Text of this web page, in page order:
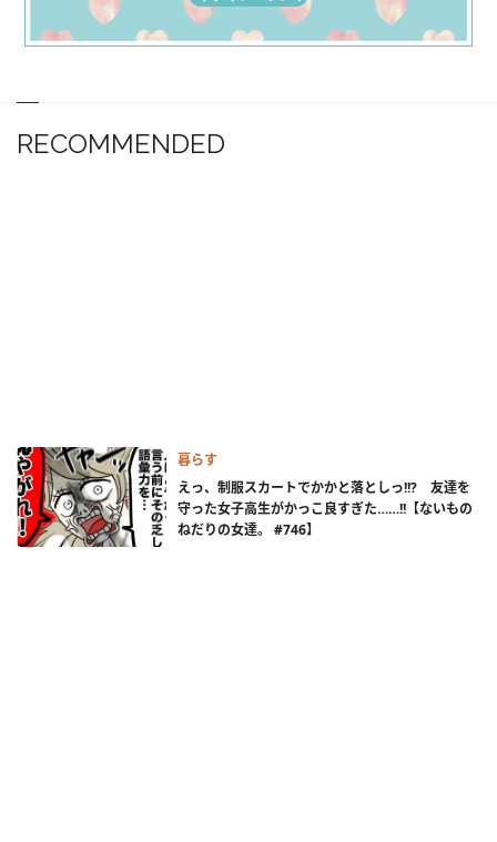
RECOMMENDED
暮らす
えっ、制服スカートでかかと落としっ!!? 友達を
守った女子高生がかっこ良すぎた……!!【ないもの
ねだりの女達。 #746】